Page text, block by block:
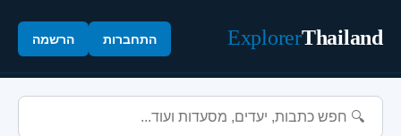
Thailand
Explorer התחברות הרשמה